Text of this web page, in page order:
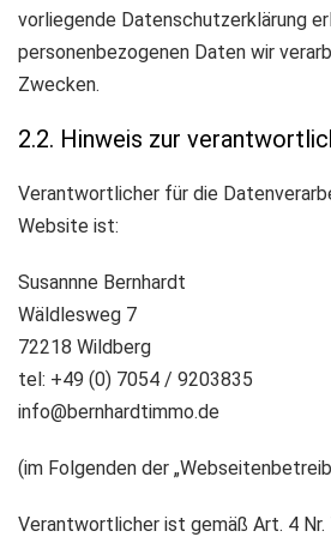
vorliegende Datenschutzerklärung
personenbezogenen Daten wir
Zwecken.
2.2. Hinweis zur
Verantwortlicher für die
Website ist:
Susannne Bernhardt
Wäldlesweg 7
72218 Wildberg
tel: +49 (0) 7054 / 9203835
info@bernhardtimmo.de
(im Folgenden der
Verantwortlicher ist gemäß Art. 4 Nr.